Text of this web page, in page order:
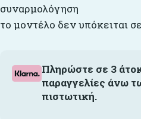
συναρμολόγηση
το μοντέλο δεν υπόκειται
Πληρώστε σε 3
παραγγελίες άνω
πιστωτική.